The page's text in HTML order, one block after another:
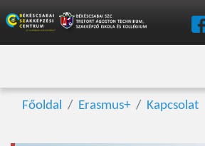
Főoldal Erasmus+ Kapcsolat